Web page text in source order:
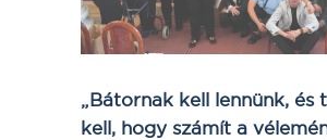
„Bátornak kell lennünk, és
kell, hogy számít a